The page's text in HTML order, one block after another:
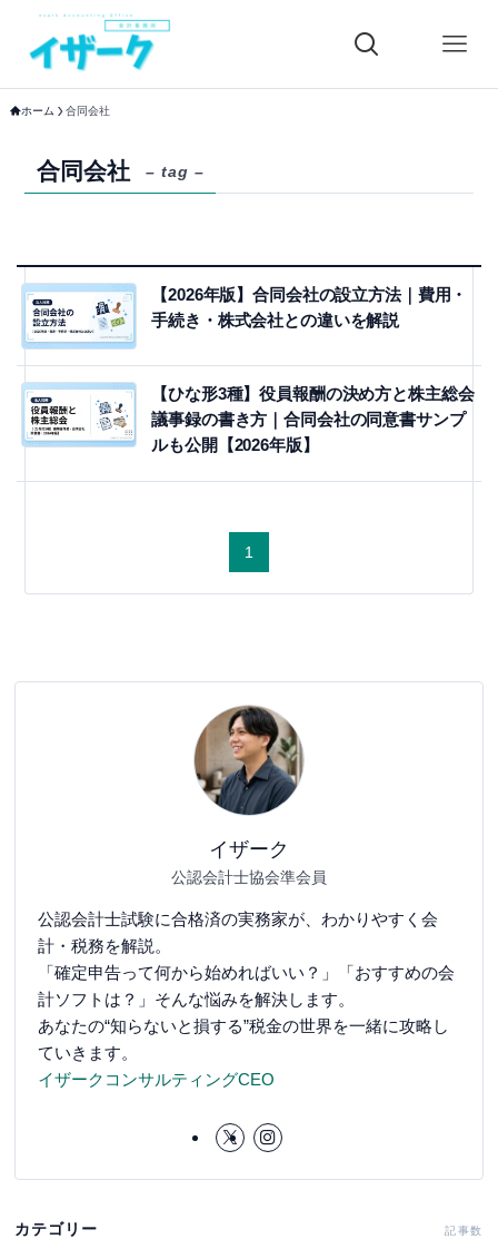
ホーム 合同会社
合同会社 – tag –
【2026年版】合同会社の設立方法｜費用・
手続き・株式会社との違いを解説
【ひな形3種】役員報酬の決め方と株主総会
議事録の書き方｜合同会社の同意書サンプ
ルも公開【2026年版】
1
イザーク
公認会計士協会準会員
公認会計士試験に合格済の実務家が、わかりやすく会
計・税務を解説。
「確定申告って何から始めればいい？」「おすすめの会
計ソフトは？」そんな悩みを解決します。
あなたの“知らないと損する”税金の世界を一緒に攻略し
ていきます。
イザークコンサルティングCEO
カテゴリー 記事数